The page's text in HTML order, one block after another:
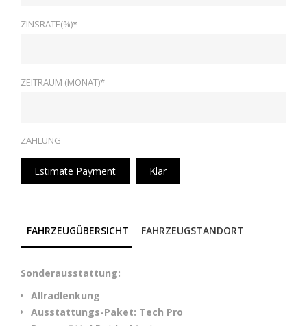
ZINSRATE(%)*
ZEITRAUM (MONAT)*
ZAHLUNG
Estimate Payment Klar
FAHRZEUGÜBERSICHT FAHRZEUGSTANDORT
Sonderausstattung:
Allradlenkung
Ausstattungs-Paket: Tech Pro